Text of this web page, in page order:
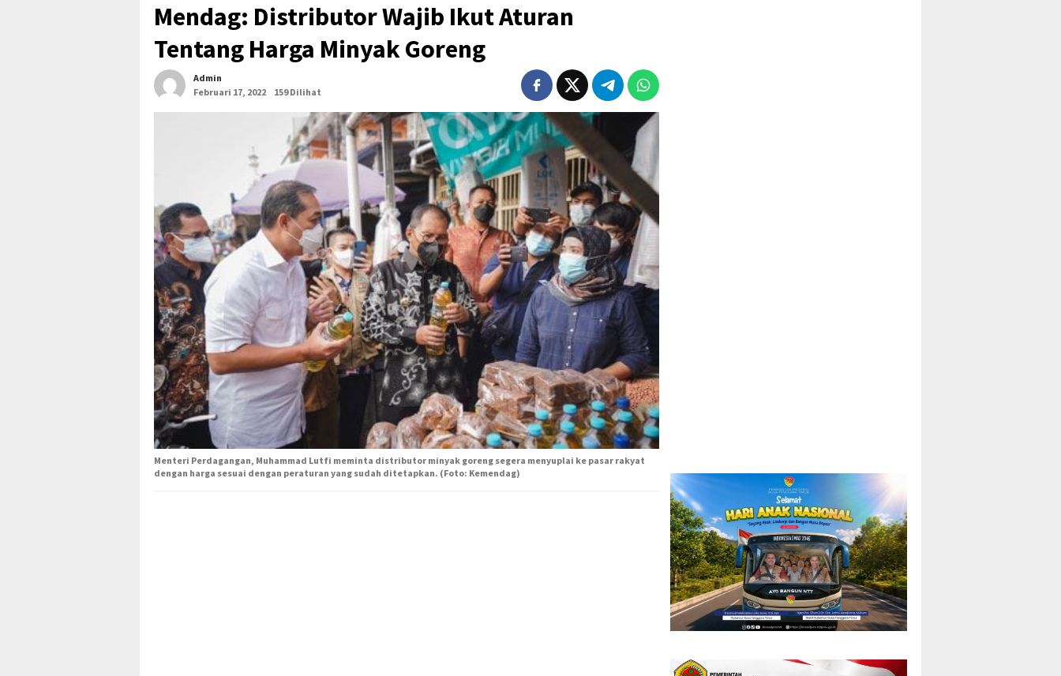
Mendag: Distributor Wajib Ikut Aturan
Tentang Harga Minyak Goreng
Admin
Februari 17, 2022
159 Dilihat
Menteri Perdagangan, Muhammad Lutfi meminta distributor minyak goreng segera menyuplai ke pasar rakyat
dengan harga sesuai dengan peraturan yang sudah ditetapkan. (Foto: Kemendag)